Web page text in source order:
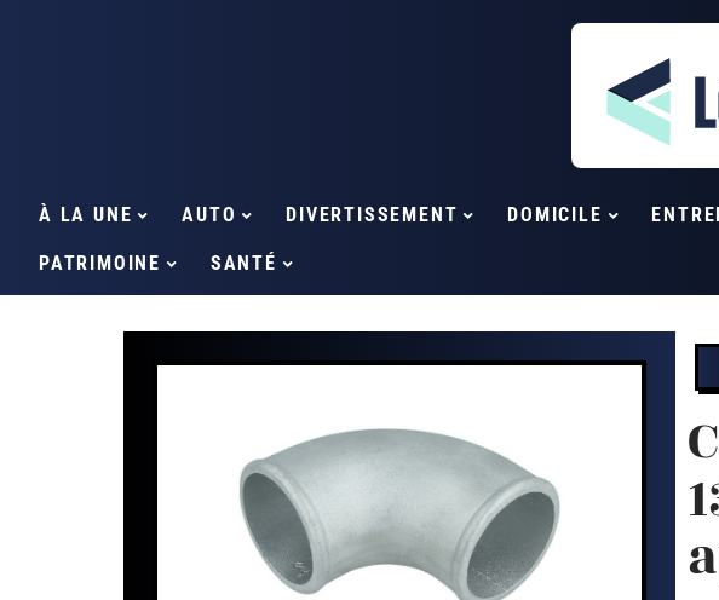
À LA UNE AUTO DIVERTISSEMENT DOMICILE
PATRIMOINE SANTÉ